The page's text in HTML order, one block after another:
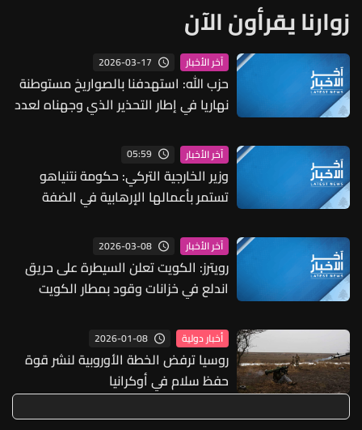
زوارنا يقرأون الآن
آخر الأخبار 2026-03-17
حزب الله: استهدفنا بالصواريخ مستوطنة
نهاريا في إطار التحذير الذي وجهناه لعدد
آخر الأخبار 05:59
وزير الخارجية التركي: حكومة نتنياهو
تستمر بأعمالها الإرهابية في الضفة
آخر الأخبار 2026-03-08
رويترز: الكويت تعلن السيطرة على حريق
اندلع في خزانات وقود بمطار الكويت
أخبار دولية 2026-01-08
روسيا ترفض الخطة الأوروبية لنشر قوة
حفظ سلام في أوكرانيا